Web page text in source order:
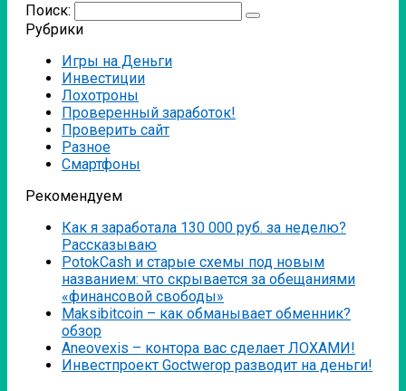
Поиск:
Рубрики
Игры на Деньги
Инвестиции
Лохотроны
Проверенный заработок!
Проверить сайт
Разное
Смартфоны
Рекомендуем
Как я заработала 130 000 руб. за неделю?
Рассказываю
PotokCash и старые схемы под новым
названием: что скрывается за обещаниями
«финансовой свободы»
Мaksibitcoin – как обманывает обменник?
обзор
Аneovexis – контора вас сделает ЛОХАМИ!
Инвестпроект Goctwerop разводит на деньги!